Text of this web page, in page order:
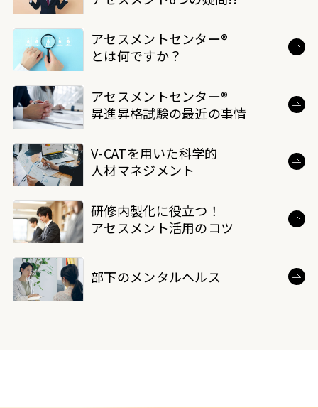
アセスメントセンター®
とは何ですか？
アセスメントセンター®
昇進昇格試験の最近の事情
V-CATを用いた科学的
人材マネジメント
研修内製化に役立つ！
アセスメント活用のコツ
部下のメンタルヘルス